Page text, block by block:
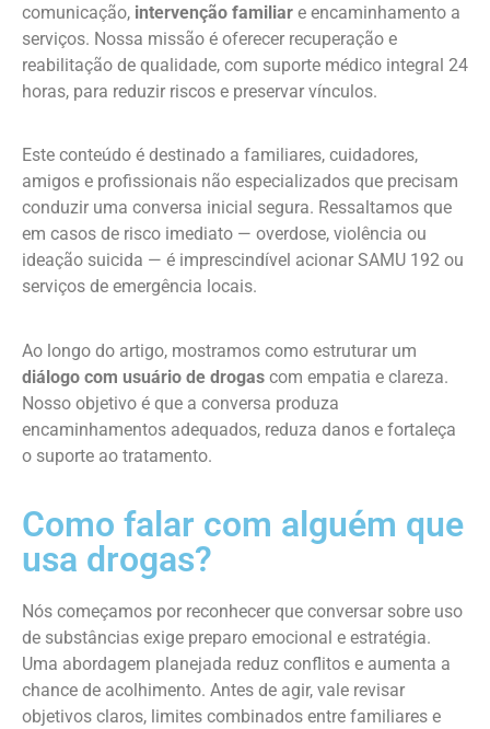
comunicação, intervenção familiar e encaminhamento a
serviços. Nossa missão é oferecer recuperação e
reabilitação de qualidade, com suporte médico integral 24
horas, para reduzir riscos e preservar vínculos.
Este conteúdo é destinado a familiares, cuidadores,
amigos e profissionais não especializados que precisam
conduzir uma conversa inicial segura. Ressaltamos que
em casos de risco imediato — overdose, violência ou
ideação suicida — é imprescindível acionar SAMU 192 ou
serviços de emergência locais.
Ao longo do artigo, mostramos como estruturar um
diálogo com usuário de drogas com empatia e clareza.
Nosso objetivo é que a conversa produza
encaminhamentos adequados, reduza danos e fortaleça
o suporte ao tratamento.
Como falar com alguém que
usa drogas?
Nós começamos por reconhecer que conversar sobre uso
de substâncias exige preparo emocional e estratégia.
Uma abordagem planejada reduz conflitos e aumenta a
chance de acolhimento. Antes de agir, vale revisar
objetivos claros, limites combinados entre familiares e